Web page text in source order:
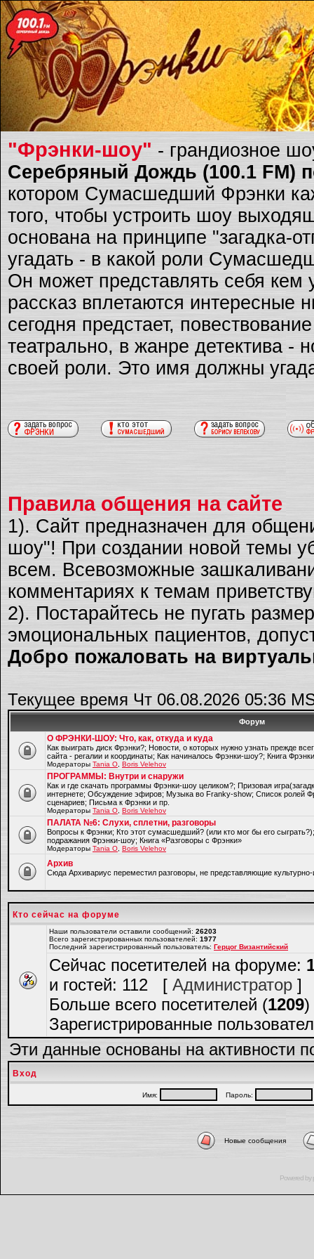
"Фрэнки-шоу" - грандиозное
Серебряный Дождь (100.1 FM)
котором Сумасшедший Фрэнки
того, чтобы устроить шоу
основана на принципе "загадка-
угадать - в какой роли
Он может представлять себя
рассказ вплетаются интересные
сегодня предстает,
театрально, в жанре детектива -
своей роли. Это имя должны
Правила общения на сайте
1). Сайт предназначен для
шоу"! При создании новой темы
всем. Всевозможные
комментариях к темам
2). Постарайтесь не пугать
эмоциональных пациентов,
Добро пожаловать на
Текущее время Чт 06.08.2026 05:36
Форум
О ФРЭНКИ-ШОУ: Что, как, откуда и куда
Как выиграть диск Фрэнки?; Новости, о которых нужно узнать прежде
сайта - регалии и координаты; Как начиналось Фрэнки-шоу?; Книга
Модераторы Tania O Boris Velehov
ПРОГРАММЫ: Внутри и снаружи
Как и где скачать программы Фрэнки-шоу целиком?; Призовая
интернете; Обсуждение эфиров; Музыка во Franky-show; Список ролей
сценариев; Письма к Фрэнки и пр.
Модераторы Tania O Boris Velehov
ПАЛАТА №6: Слухи, сплетни, разговоры
Вопросы к Фрэнки; Кто этот сумасшедший? (или кто мог бы его
подражания Фрэнки-шоу; Книга «Разговоры с Фрэнки»
Модераторы Tania O Boris Velehov
Архив
Cюда Архивариус переместил разговоры, не представляющие культурно-
Кто сейчас на форуме
Наши пользователи оставили сообщений: 26203
Всего зарегистрированных пользователей: 1977
Последний зарегистрированный пользователь: Герцог Византийский
Сейчас посетителей на форуме:
и гостей: 112 [ Администратор ]
Больше всего посетителей (1209)
Зарегистрированные
Эти данные основаны на активности
Вход
Имя: Пароль:
Новые сообщения
Powered by